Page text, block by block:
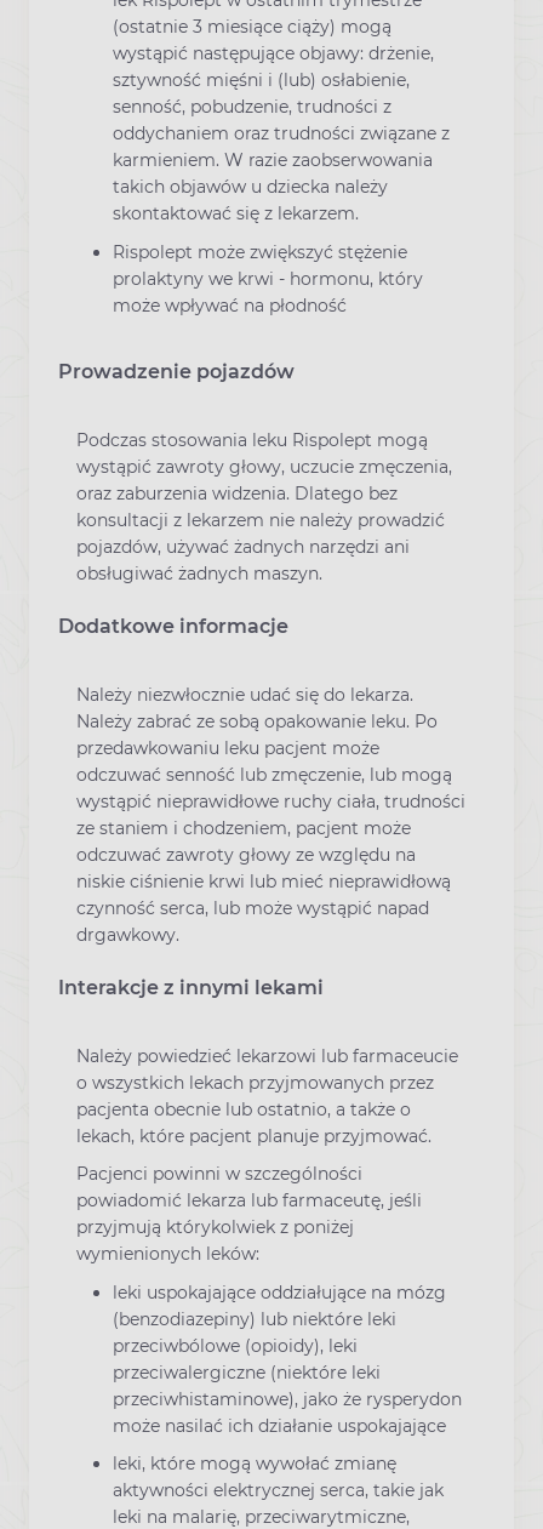
(ostatnie 3 miesiące ciąży) mogą
wystąpić następujące objawy: drżenie,
sztywność mięśni i (lub) osłabienie,
senność, pobudzenie, trudności z
oddychaniem oraz trudności związane z
karmieniem. W razie zaobserwowania
takich objawów u dziecka należy
skontaktować się z lekarzem.
Rispolept może zwiększyć stężenie
prolaktyny we krwi - hormonu, który
może wpływać na płodność
Prowadzenie pojazdów
Podczas stosowania leku Rispolept mogą
wystąpić zawroty głowy, uczucie zmęczenia,
oraz zaburzenia widzenia. Dlatego bez
konsultacji z lekarzem nie należy prowadzić
pojazdów, używać żadnych narzędzi ani
obsługiwać żadnych maszyn.
Dodatkowe informacje
Należy niezwłocznie udać się do lekarza.
Należy zabrać ze sobą opakowanie leku. Po
przedawkowaniu leku pacjent może
odczuwać senność lub zmęczenie, lub mogą
wystąpić nieprawidłowe ruchy ciała, trudności
ze staniem i chodzeniem, pacjent może
odczuwać zawroty głowy ze względu na
niskie ciśnienie krwi lub mieć nieprawidłową
czynność serca, lub może wystąpić napad
drgawkowy.
Interakcje z innymi lekami
Należy powiedzieć lekarzowi lub farmaceucie
o wszystkich lekach przyjmowanych przez
pacjenta obecnie lub ostatnio, a także o
lekach, które pacjent planuje przyjmować.
Pacjenci powinni w szczególności
powiadomić lekarza lub farmaceutę, jeśli
przyjmują którykolwiek z poniżej
wymienionych leków:
leki uspokajające oddziałujące na mózg
(benzodiazepiny) lub niektóre leki
przeciwbólowe (opioidy), leki
przeciwalergiczne (niektóre leki
przeciwhistaminowe), jako że rysperydon
może nasilać ich działanie uspokajające
leki, które mogą wywołać zmianę
aktywności elektrycznej serca, takie jak
leki na malarię, przeciwarytmiczne,